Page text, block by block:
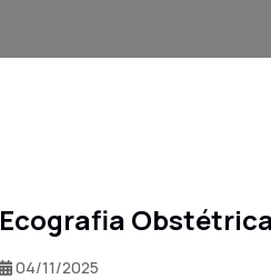
Ecografia
04/11/2025